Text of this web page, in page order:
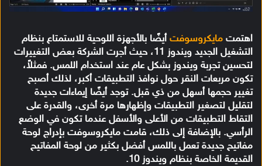
اهتمت مايكروسوفت أيضًا بالأجهزة اللوحية للاستمتاع بنظام
التشغيل الجديد ويندوز 11، حيث أجرت الشركة بعض التغييرات
لتحسين تجربة ويندوز بشكل عام عند استخدام اللمس. فمثلاً،
تكون مربعات النقر حول نوافذ التطبيقات أكبر، لذلك أصبح
تغيير حجمها أسهل من ذي قبل. توجد أيضًا إيماءات جديدة
لتقليل لتصغير التطبيقات وإظهارها مرة أخرى، والقدرة على
التقاط التطبيقات من الأعلى والأسفل عندما تكون في الوضع
الرأسي. بالإضافة إلى ذلك، قامت مايكروسوفت بإدراج لوحة
مفاتيح جديدة تعمل باللمس أفضل بكثير من لوحة المفاتيح
القديمة الخاصة بنظام ويندوز 10.